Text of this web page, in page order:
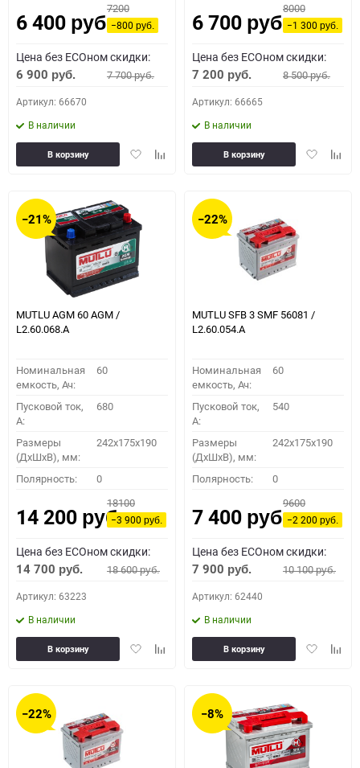
6 400 руб.
7200
−800руб.
Цена без ECOном скидки:
6 900 руб. 7 700руб.
Артикул: 66670
В наличии
ДобавитьДобавить
В корзину
6 700 руб.
8000
−1 300руб.
Цена без ECOном скидки:
7 200 руб. 8 500руб.
Артикул: 66665
В наличии
Добавить
В корзину
−21%
MUTLU AGM 60 AGM /
L2.60.068.A
Номинальная
емкость, Ач:
60
Пусковой ток,
A:
680
Размеры
(ДхШхВ), мм:
242x175x190
Полярность: 0
14 200 руб.
18100
−3 900руб.
Цена без ECOном скидки:
14 700 руб. 18 600руб.
Артикул: 63223
В наличии
ДобавитьДобавить
В корзину
−22%
MUTLU SFB 3 SMF 56081 /
L2.60.054.A
Номинальная
емкость, Ач:
60
Пусковой ток,
A:
540
Размеры
(ДхШхВ), мм:
242x175x190
Полярность: 0
7 400 руб.
9600
−2 200руб.
Цена без ECOном скидки:
7 900 руб. 10 100руб.
Артикул: 62440
В наличии
Добавить
В корзину
−22% −8%